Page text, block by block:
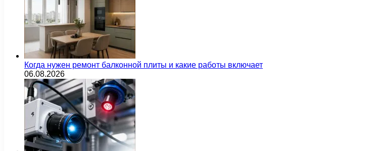
Когда нужен ремонт балконной плиты и какие работы включает
06.08.2026